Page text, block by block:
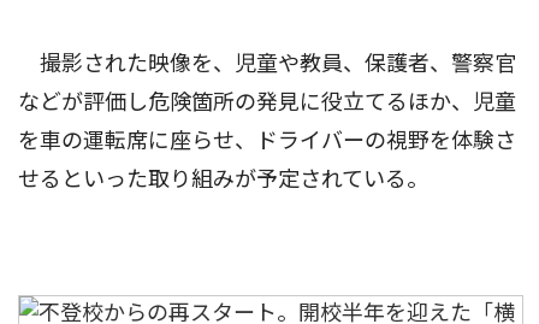
撮影された映像を、児童や教員、保護者、警察官
などが評価し危険箇所の発見に役立てるほか、児童
を車の運転席に座らせ、ドライバーの視野を体験さ
せるといった取り組みが予定されている。